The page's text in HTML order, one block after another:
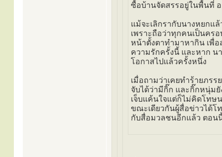
ซื้อบ้านจัดสรรอยู่ในพื้นที่
แม้จะเลิกรากับนางหยกแ
เพราะถือว่าทุกคนเป็นคร
หน้าตั้งตาทำมาหากิน เพื่อ
ความรักครั้งนี้ และหาก น
โอกาสไปแล้วครั้งหนึ่ง
เมื่อถามว่าเคยทำร้ายภร
จับได้ว่ามีกิ๊ก และกิ๊กหนุ่มยั
เจ็บแค้นใจแต่ก็ไม่คิดโทษ
ขณะเดียวกันผู้สื่อข่าวได้
กับสื่อมวลชนอีกแล้ว ตอน